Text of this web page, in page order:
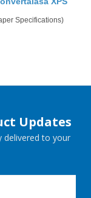
Specifications)
Updates
delivered to your